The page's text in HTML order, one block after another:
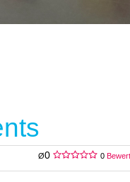
Ø0 0